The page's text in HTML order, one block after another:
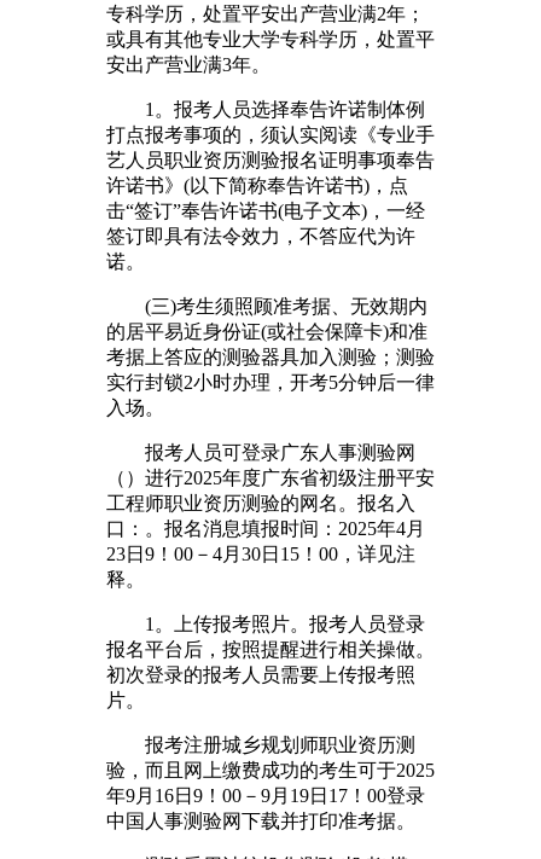
专科学历，处置平安出产营业满2年；
或具有其他专业大学专科学历，处置平
安出产营业满3年。
1。报考人员选择奉告许诺制体例
打点报考事项的，须认实阅读《专业手
艺人员职业资历测验报名证明事项奉告
许诺书》(以下简称奉告许诺书)，点
击“签订”奉告许诺书(电子文本)，一经
签订即具有法令效力，不答应代为许
诺。
(三)考生须照顾准考据、无效期内
的居平易近身份证(或社会保障卡)和准
考据上答应的测验器具加入测验；测验
实行封锁2小时办理，开考5分钟后一律
入场。
报考人员可登录广东人事测验网
（）进行2025年度广东省初级注册平安
工程师职业资历测验的网名。报名入
口：。报名消息填报时间：2025年4月
23日9！00－4月30日15！00，详见注
释。
1。上传报考照片。报考人员登录
报名平台后，按照提醒进行相关操做。
初次登录的报考人员需要上传报考照
片。
报考注册城乡规划师职业资历测
验，而且网上缴费成功的考生可于2025
年9月16日9！00－9月19日17！00登录
中国人事测验网下载并打印准考据。